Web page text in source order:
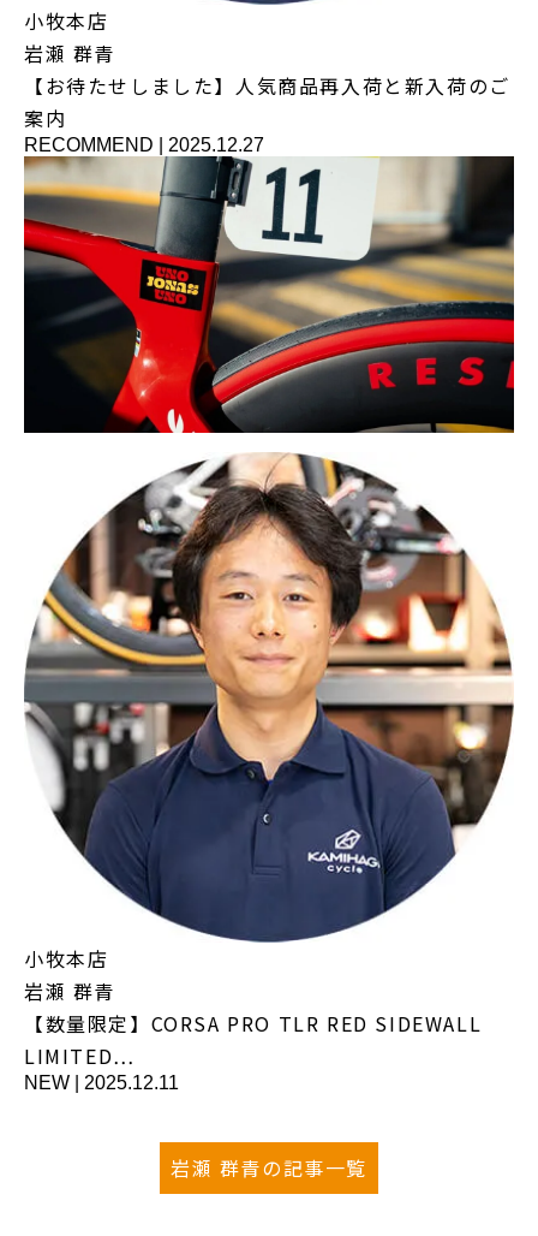
小牧本店
岩瀬 群青
【お待たせしました】人気商品再入荷と新入荷のご
案内
RECOMMEND 2025.12.27
小牧本店
岩瀬 群青
【数量限定】CORSA PRO TLR RED SIDEWALL
LIMITED…
NEW 2025.12.11
岩瀬 群青の記事一覧